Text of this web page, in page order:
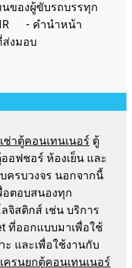
ของผู้ขับรถบรรทุก
- คำนำหน้า
งมอบ
เช่าตู้คอนเทนเนอร์ ตู้
อฟชอร์ ห้องเย็น และ
ครบวงจร นอกจากนี้
อตอบสนองทุก
จิสติกส์ เช่น บริการ
ที่ออกแบบมาเพื่อใช้
ะ และเพื่อใช้งานกับ
เครนยกตู้คอนเทนเนอร์